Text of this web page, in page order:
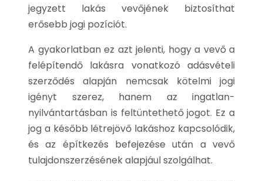
jegyzett lakás vevőjének biztosíthat
erősebb jogi pozíciót.
A gyakorlatban ez azt jelenti, hogy a vevő a
felépítendő lakásra vonatkozó adásvételi
szerződés alapján nemcsak kötelmi jogi
igényt szerez, hanem az ingatlan-
nyilvántartásban is feltüntethető jogot. Ez a
jog a később létrejövő lakáshoz kapcsolódik,
és az építkezés befejezése után a vevő
tulajdonszerzésének alapjául szolgálhat.